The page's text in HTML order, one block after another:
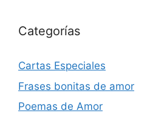
Categorías
Cartas Especiales
Frases bonitas de amor
Poemas de Amor